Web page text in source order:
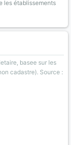
les établissements
basee sur les
cadastre). Source :